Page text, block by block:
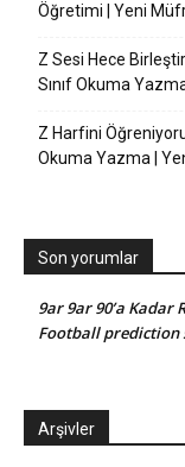
Öğretimi | Yeni
Z Sesi Hece
Sınıf Okuma
Z Harfini
Okuma Yazma |
Son yorumlar
9ar 9ar 90’a Kadar
Football prediction
Arşivler